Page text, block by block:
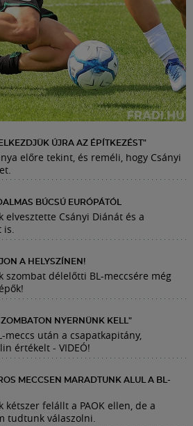
ÚJRA AZ ÉPÍTKEZÉST"
előre tekint, és reméli, hogy Csányi
BÚCSÚ EURÓPÁTÓL
Csányi Diánát és a
is.
A HELYSZÍNEN!
szombat délelőtti BL-meccsére még
NYERNÜNK KELL"
meccs után a csapatkapitány,
értékelt - VIDEÓ!
MECCSEN MARADTUNK ALUL A BL-
felállt a PAOK ellen, de a
tudtunk válaszolni.